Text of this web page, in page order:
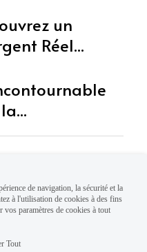
un
Réel...
de navigation, la sécurité et la
à l'utilisation de cookies à des fins
paramètres de cookies à tout
Tout